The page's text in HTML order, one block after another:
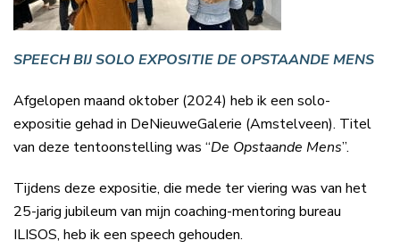
SPEECH BIJ SOLO EXPOSITIE DE OPSTAANDE MENS
Afgelopen maand oktober (2024) heb ik een solo-
expositie gehad in DeNieuweGalerie (Amstelveen). Titel
van deze tentoonstelling was “De Opstaande Mens”.
Tijdens deze expositie, die mede ter viering was van het
25-jarig jubileum van mijn coaching-mentoring bureau
ILISOS, heb ik een speech gehouden.